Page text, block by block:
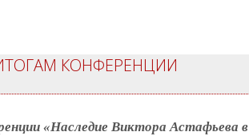
КОНФЕРЕНЦИИ
«Наследие Виктора Астафьева в